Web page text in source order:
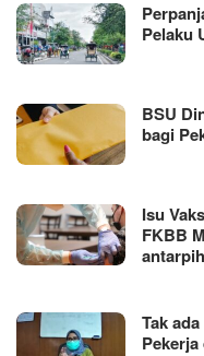
Pelaku
BSU
bagi
Isu
FKBB
Tak